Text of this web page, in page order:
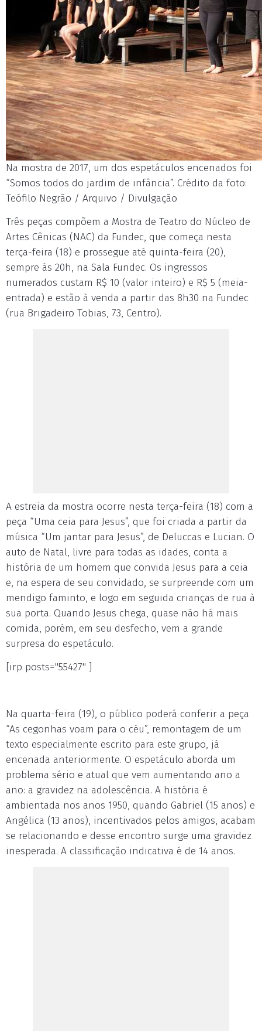
Na mostra de 2017, um dos espetáculos encenados foi
“Somos todos do jardim de infância”. Crédito da foto:
Teófilo Negrão / Arquivo / Divulgação
Três peças compõem a Mostra de Teatro do Núcleo de
Artes Cênicas (NAC) da Fundec, que começa nesta
terça-feira (18) e prossegue até quinta-feira (20),
sempre às 20h, na Sala Fundec. Os ingressos
numerados custam R$ 10 (valor inteiro) e R$ 5 (meia-
entrada) e estão à venda a partir das 8h30 na Fundec
(rua Brigadeiro Tobias, 73, Centro).
A estreia da mostra ocorre nesta terça-feira (18) com a
peça “Uma ceia para Jesus”, que foi criada a partir da
música “Um jantar para Jesus”, de Deluccas e Lucian. O
auto de Natal, livre para todas as idades, conta a
história de um homem que convida Jesus para a ceia
e, na espera de seu convidado, se surpreende com um
mendigo faminto, e logo em seguida crianças de rua à
sua porta. Quando Jesus chega, quase não há mais
comida, porém, em seu desfecho, vem a grande
surpresa do espetáculo.
[irp posts="55427" ]
Na quarta-feira (19), o público poderá conferir a peça
“As cegonhas voam para o céu”, remontagem de um
texto especialmente escrito para este grupo, já
encenada anteriormente. O espetáculo aborda um
problema sério e atual que vem aumentando ano a
ano: a gravidez na adolescência. A história é
ambientada nos anos 1950, quando Gabriel (15 anos) e
Angélica (13 anos), incentivados pelos amigos, acabam
se relacionando e desse encontro surge uma gravidez
inesperada. A classificação indicativa é de 14 anos.